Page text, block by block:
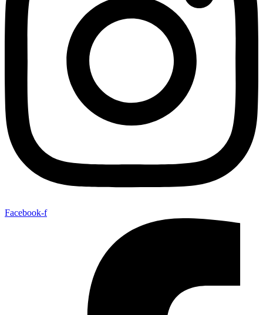
Facebook-f